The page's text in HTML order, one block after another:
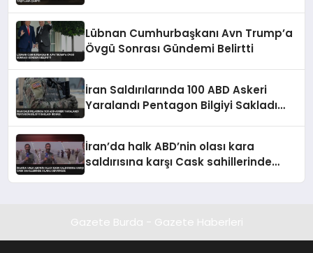
Lübnan Cumhurbaşkanı Avn Trump’a
Övgü Sonrası Gündemi Belirtti
İran Saldırılarında 100 ABD Askeri
Yaralandı Pentagon Bilgiyi Sakladı
İran’da halk ABD’nin olası kara
saldırısına karşı Cask sahillerinde
Gazete Burda - Gazete Haberleri